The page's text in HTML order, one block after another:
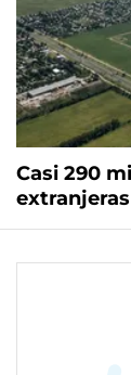
Casi 290